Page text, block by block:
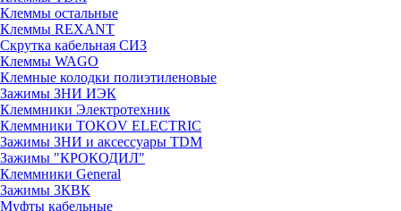
Клеммы остальные
Клеммы REXANT
Скрутка кабельная СИЗ
Клеммы WAGO
Клемные колодки полиэтиленовые
Зажимы ЗНИ ИЭК
Клеммники Электротехник
Клеммники TOKOV ELECTRIC
Зажимы ЗНИ и аксессуары TDM
Зажимы "КРОКОДИЛ"
Клеммники General
Зажимы 3КВК
Муфты кабельные